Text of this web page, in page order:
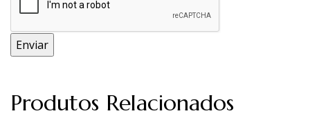
Produtos Relacionados